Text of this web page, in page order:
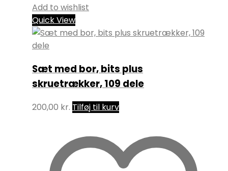
Add to wishlist
Quick View
Sæt med bor, bits plus
skruetrækker, 109 dele
200,00 kr. Tilføj til kurv